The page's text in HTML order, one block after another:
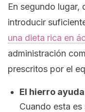
En segundo lugar,
introducir
una dieta rica en
administración
prescritos por el
El hierro
Cuando esta